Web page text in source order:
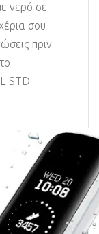
νερό σε
σου
πριν
STD-